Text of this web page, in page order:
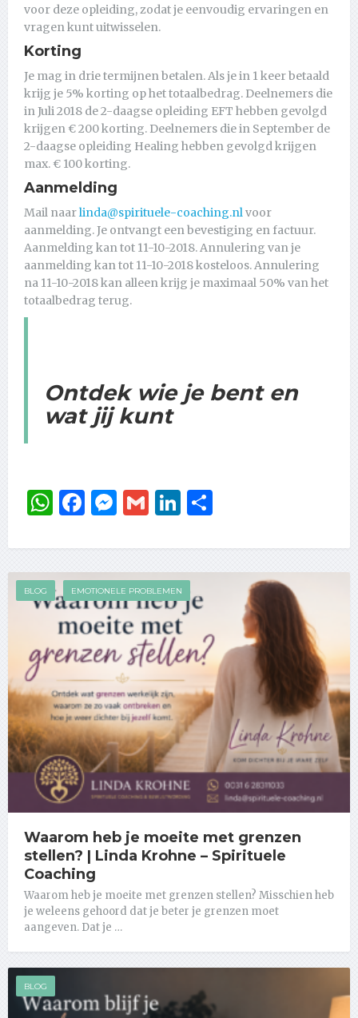
voor deze opleiding, zodat je eenvoudig ervaringen en
vragen kunt uitwisselen.
Korting
Je mag in drie termijnen betalen. Als je in 1 keer betaald
krijg je 5% korting op het totaalbedrag. Deelnemers die
in Juli 2018 de 2-daagse opleiding EFT hebben gevolgd
krijgen € 200 korting. Deelnemers die in September de
2-daagse opleiding Healing hebben gevolgd krijgen
max. € 100 korting.
Aanmelding
Mail naarlinda@spirituele-coaching.nl voor
aanmelding. Je ontvangt een bevestiging en factuur.
Aanmelding kan tot 11-10-2018. Annulering van je
aanmelding kan tot 11-10-2018 kosteloos. Annulering
na 11-10-2018 kan alleen krijg je maximaal 50% van het
totaalbedrag terug.
Ontdek wie je bent en
wat jij kunt
WhatsApp
Facebook
Messenger
GmailLinkedIn
BLOG EMOTIONELE PROBLEMEN
Waarom heb je moeite met grenzen
stellen? | Linda Krohne – Spirituele
Coaching
Waarom heb je moeite met grenzen stellen? Misschien heb
je weleens gehoord dat je beter je grenzen moet
aangeven. Dat je …
BLOG